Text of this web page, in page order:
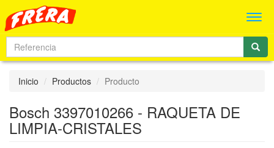
Inicio Productos Producto
Bosch 3397010266 - RAQUETA DE
LIMPIA-CRISTALES